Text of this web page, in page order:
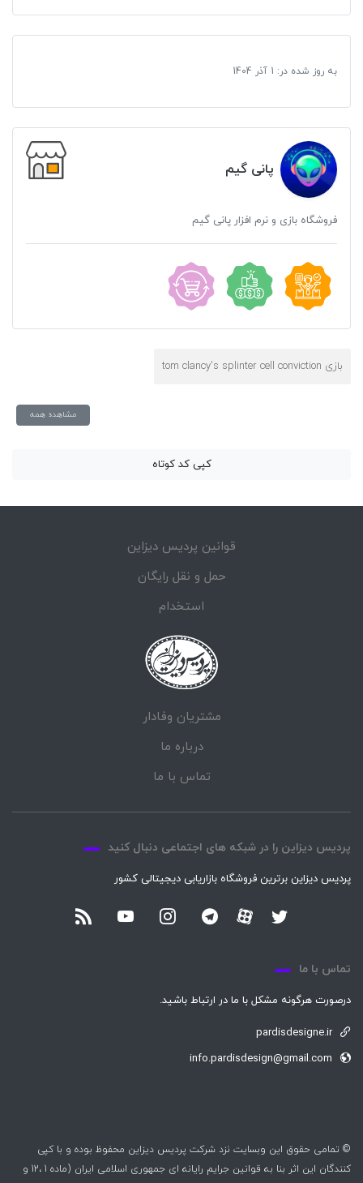
به روز شده در: 1 آذر 1404
پانی گیم
فروشگاه بازی و نرم افزار پانی گیم
بازی tom clancy's splinter cell conviction
مشاهده همه
کپی کد کوتاه
قوانین پردیس دیزاین
حمل و نقل رایگان
استخدام
مشتریان وفادار
درباره ما
تماس با ما
پردیس دیزاین را در شبکه های اجتماعی دنبال کنید
پردیس دیزاین برترین فروشگاه بازاریابی دیجیتالی کشور
تماس با ما
درصورت هرگونه مشکل با ما در ارتباط باشید.
pardisdesigne.ir
info.pardisdesign@gmail.com
© تمامی حقوق این وبسایت نزد شرکت پردیس دیزاین محفوظ بوده و با کپی
کنندگان این اثر بنا به قوانین جرایم رایانه ای جمهوری اسلامی ایران (ماده 1 ،12 و